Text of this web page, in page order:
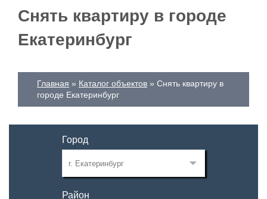
Снять квартиру в городе
Екатеринбург
Главная Каталог объектов
Снять квартиру в
городе Екатеринбург
Город
Район